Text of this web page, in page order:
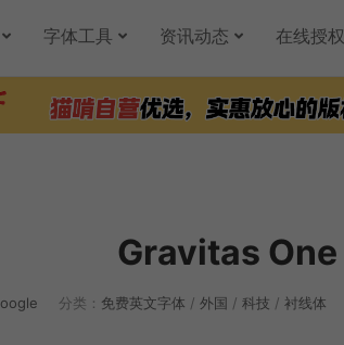
字体工具 资讯动态 在线授权
Gravitas One
分类： 免费英文字体 / 外国 / 科技 / 衬线体